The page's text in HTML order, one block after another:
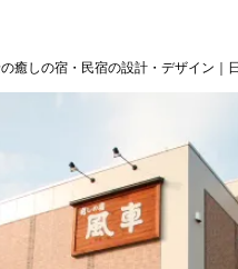
癒しの宿・民宿の設計・デザイン｜